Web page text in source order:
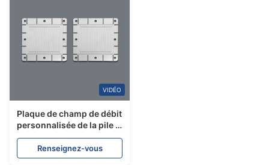
VIDÉO
Plaque de champ de débit
personnalisée de la pile à
combustible à hydrogène
en acier inoxydable gravé
de précision
Renseignez-vous